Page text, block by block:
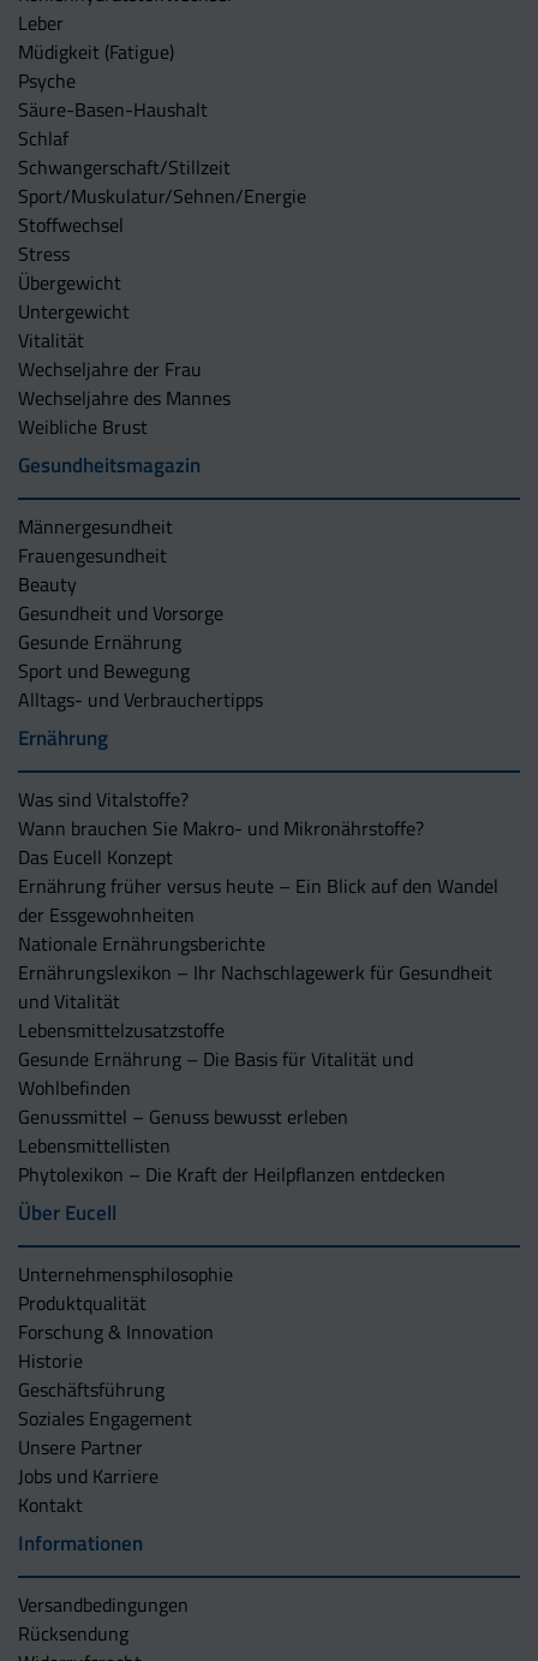
Leber
Müdigkeit (Fatigue)
Psyche
Säure-Basen-Haushalt
Schlaf
Schwangerschaft/Stillzeit
Sport/Muskulatur/Sehnen/Energie
Stoffwechsel
Stress
Übergewicht
Untergewicht
Vitalität
Wechseljahre der Frau
Wechseljahre des Mannes
Weibliche Brust
Gesundheitsmagazin
Männergesundheit
Frauengesundheit
Beauty
Gesundheit und Vorsorge
Gesunde Ernährung
Sport und Bewegung
Alltags- und Verbrauchertipps
Ernährung
Was sind Vitalstoffe?
Wann brauchen Sie Makro- und Mikronährstoffe?
Das Eucell Konzept
Ernährung früher versus heute – Ein Blick auf den Wandel
der Essgewohnheiten
Nationale Ernährungsberichte
Ernährungslexikon – Ihr Nachschlagewerk für Gesundheit
und Vitalität
Lebensmittelzusatzstoffe
Gesunde Ernährung – Die Basis für Vitalität und
Wohlbefinden
Genussmittel – Genuss bewusst erleben
Lebensmittellisten
Phytolexikon – Die Kraft der Heilpflanzen entdecken
Über Eucell
Unternehmens­philosophie
Produktqualität
Forschung & Innovation
Historie
Geschäftsführung
Soziales Engagement
Unsere Partner
Jobs und Karriere
Kontakt
Informationen
Versandbedingungen
Rücksendung